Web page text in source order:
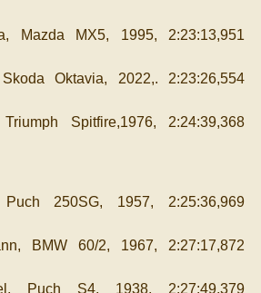
Mazda MX5, 1995, 2:23:13,951
Oktavia, 2022,. 2:23:26,554
Spitfire,1976, 2:24:39,368
250SG, 1957, 2:25:36,969
BMW 60/2, 1967, 2:27:17,872
Puch S4, 1938, 2:27:49,379